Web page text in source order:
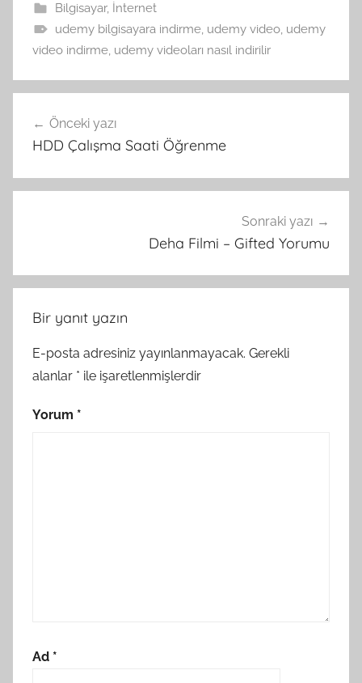
Bilgisayar, İnternet
udemy bilgisayara indirme, udemy video, udemy
video indirme, udemy videoları nasıl indirilir
gezinmesi
Önceki yazı
HDD Çalışma Saati Öğrenme
Sonraki yazı
Deha Filmi – Gifted Yorumu
Bir yanıt yazın
E-posta adresiniz yayınlanmayacak. Gerekli
alanlar * ile işaretlenmişlerdir
Yorum *
Ad *